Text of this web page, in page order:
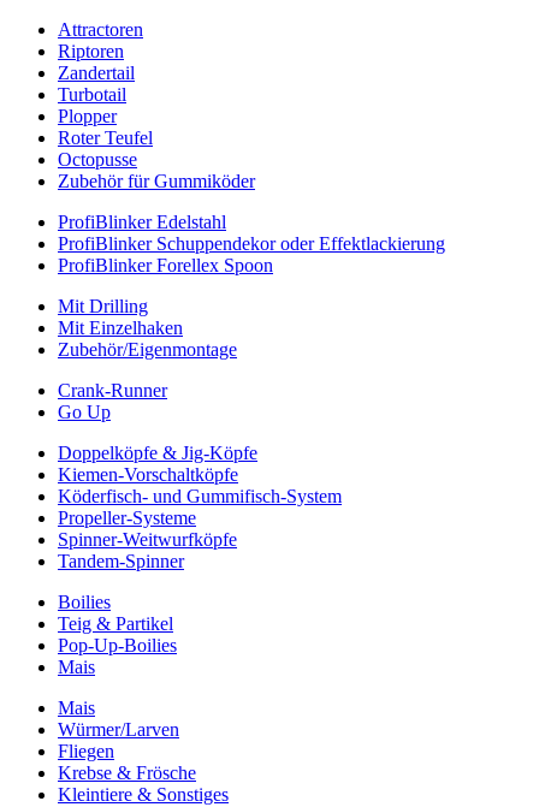
Attractoren
Riptoren
Zandertail
Turbotail
Plopper
Roter Teufel
Octopusse
Zubehör für Gummiköder
ProfiBlinker Edelstahl
ProfiBlinker Schuppendekor oder Effektlackierung
ProfiBlinker Forellex Spoon
Mit Drilling
Mit Einzelhaken
Zubehör/Eigenmontage
Crank-Runner
Go Up
Doppelköpfe & Jig-Köpfe
Kiemen-Vorschaltköpfe
Köderfisch- und Gummifisch-System
Propeller-Systeme
Spinner-Weitwurfköpfe
Tandem-Spinner
Boilies
Teig & Partikel
Pop-Up-Boilies
Mais
Mais
Würmer/Larven
Fliegen
Krebse & Frösche
Kleintiere & Sonstiges